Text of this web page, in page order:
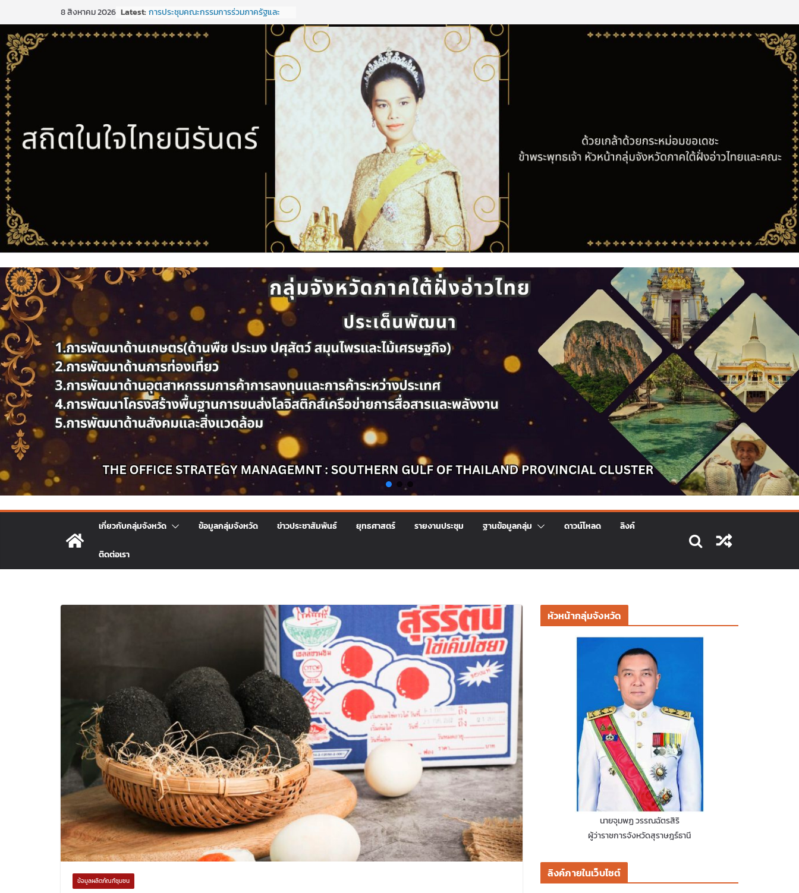
to
content
8 สิงหาคม 2026 Latest:การประชุมคณะกรรมการร่วมภาครัฐและ
เอกชนเพื่อแก้ไขปัญหาทางเศรษฐกิจ
(กรอ.) กลุ่มจังหวัดภาคใต้ฝั่งอ่าวไทย ครั้งที่
การประชุมคณะกรรมการร่วมภาครัฐและ
(กรอ.) กลุ่มจังหวัดภาคใต้ฝั่งอ่าวไทย ครั้งที่
การประชุมคณะอนุกรรมการเพื่อจัดทำแผน
๒๕๒๕)และจัดทำแผนปฏิบัติราชการประจำ
ปีงบประมาณ พ.ศ. ๒๕๒๑ ของกลุ่มจังหวัด
ขอเชิญประชุมคณะกรรมการร่วมภาครัฐ
และเอกชนเพื่อแก้ไขปัญหาทางเศรษฐกิจ
(กรอ.) กลุ่มจังหวัดภาคใต้ฝั่งอ่าวไทย ครั้งที่
2/2569 ในวันที่ 20 มีนาคม 2569
เกี่ยวกับกลุ่มจังหวัด ข้อมูลกลุ่มจังหวัด ข่าวประชาสัมพันธ์ ยุทธศาสตร์ รายงานประชุม ฐานข้อมูลกลุ่ม ดาวน์โหลด ลิงค์
ติดต่อเรา
ข้อมูลผลิตภัณฑ์ชุมชน
หัวหน้ากลุ่มจังหวัด
นายจุมพฏ วรรณฉัตรสิริ
ผู้ว่าราชการจังหวัดสุราษฎร์ธานี
ลิงค์ภายในเว็บไซต์